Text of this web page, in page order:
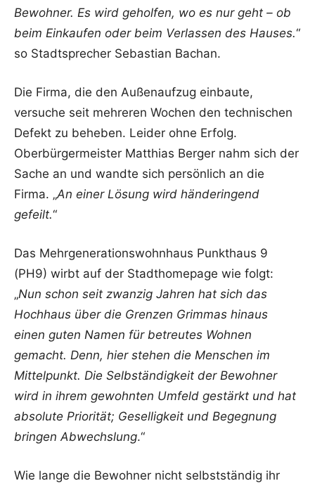
Bewohner. Es wird geholfen, wo es nur geht – ob
beim Einkaufen oder beim Verlassen des Hauses.“
so Stadtsprecher Sebastian Bachan.
Die Firma, die den Außenaufzug einbaute,
versuche seit mehreren Wochen den technischen
Defekt zu beheben. Leider ohne Erfolg.
Oberbürgermeister Matthias Berger nahm sich der
Sache an und wandte sich persönlich an die
Firma. „An einer Lösung wird händeringend
gefeilt.“
Das Mehrgenerationswohnhaus Punkthaus 9
(PH9) wirbt auf der Stadthomepage wie folgt:
„Nun schon seit zwanzig Jahren hat sich das
Hochhaus über die Grenzen Grimmas hinaus
einen guten Namen für betreutes Wohnen
gemacht. Denn, hier stehen die Menschen im
Mittelpunkt. Die Selbständigkeit der Bewohner
wird in ihrem gewohnten Umfeld gestärkt und hat
absolute Priorität; Geselligkeit und Begegnung
bringen Abwechslung.“
Wie lange die Bewohner nicht selbstständig ihr